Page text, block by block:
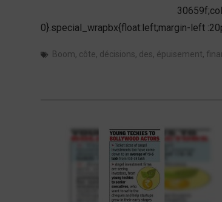
0}.special_wrapbx{float:left;margin-left
Boom, côte, décisions, des, épuisement,